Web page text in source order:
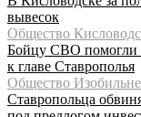
вывесок
Общество
Бойцу СВО помогли
к главе Ставрополья
Общество
Ставропольца